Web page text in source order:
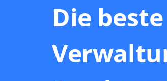
Die